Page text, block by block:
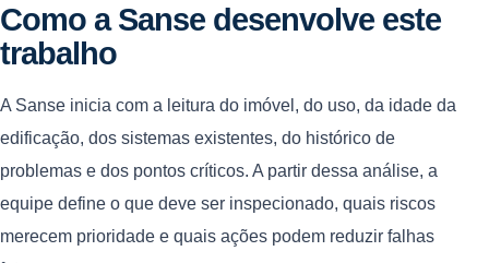
Como a Sanse desenvolve este
trabalho
A Sanse inicia com a leitura do imóvel, do uso, da idade da
edificação, dos sistemas existentes, do histórico de
problemas e dos pontos críticos. A partir dessa análise, a
equipe define o que deve ser inspecionado, quais riscos
merecem prioridade e quais ações podem reduzir falhas